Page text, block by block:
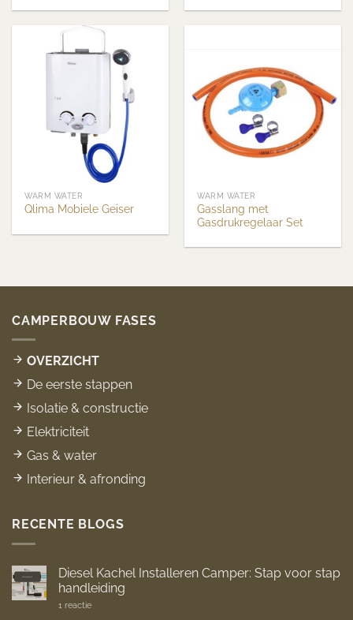
WARM WATER
Qlima Mobiele Geiser
WARM WATER
Gasslang met
Gasdrukregelaar Set
CAMPERBOUW FASES
OVERZICHT
De eerste stappen
Isolatie & constructie
Elektriciteit
Gas & water
Interieur & afronding
RECENTE BLOGS
Diesel Kachel Installeren Camper: Stap voor stap
handleiding
1 reactieop